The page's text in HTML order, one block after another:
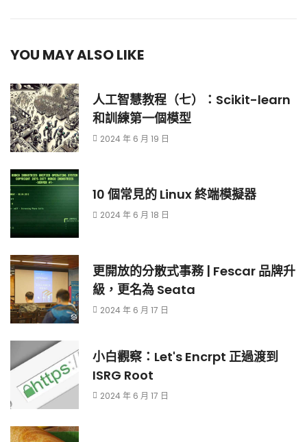
YOU MAY ALSO LIKE
人工智慧教程（七）：Scikit-learn
和訓練第一個模型
2024 年 6 月 19 日
10 個常見的 Linux 終端模擬器
2024 年 6 月 18 日
更開放的分散式事務 | Fescar 品牌升
級，更名為 Seata
2024 年 6 月 17 日
小白觀察：Let's Encrpt 正過渡到
ISRG Root
2024 年 6 月 17 日